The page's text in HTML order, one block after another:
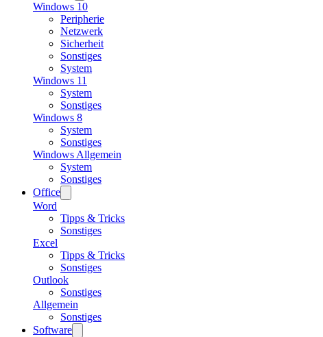
Windows 10
Peripherie
Netzwerk
Sicherheit
Sonstiges
System
Windows 11
System
Sonstiges
Windows 8
System
Sonstiges
Windows Allgemein
System
Sonstiges
Office
Word
Tipps & Tricks
Sonstiges
Excel
Tipps & Tricks
Sonstiges
Outlook
Sonstiges
Allgemein
Sonstiges
Software